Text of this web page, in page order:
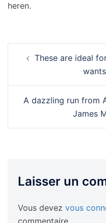
heren.
d’articleThese are ideal
A dazzling run from
James
Laisser un
Vous devez vous
commentaire.